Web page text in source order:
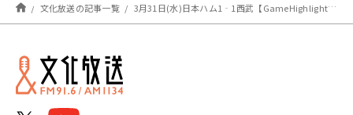
文化放送の記事一覧 3月31日(水)日本ハム1‐1西武【GameHighlights】